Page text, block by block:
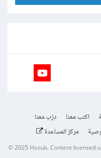
اكتب معنا
درّب معنا
مركز المساعدة
© 2025Hsoub.Content licensed